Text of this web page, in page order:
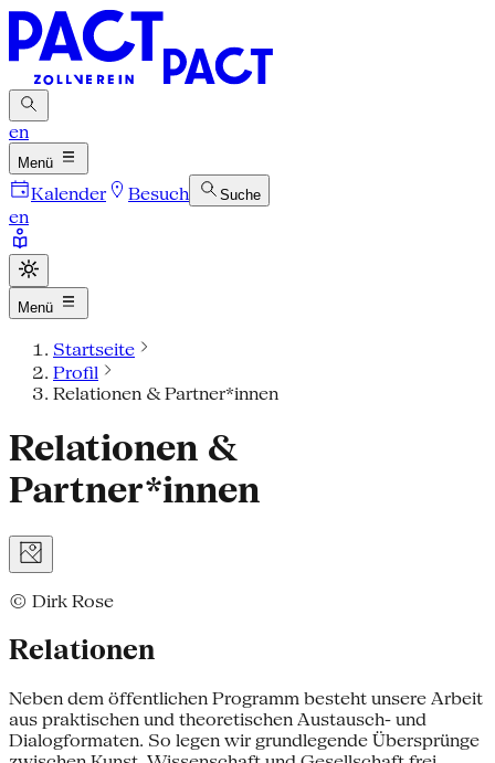
en
Menü
Kalender Besuch Suche
en
Menü
Startseite
Profil
Relationen & Partner*innen
Relationen &
Partner*innen
© Dirk Rose
Relationen
Neben dem öffentlichen Programm besteht unsere Arbeit
aus praktischen und theoretischen Austausch- und
Dialogformaten. So legen wir grundlegende Übersprünge